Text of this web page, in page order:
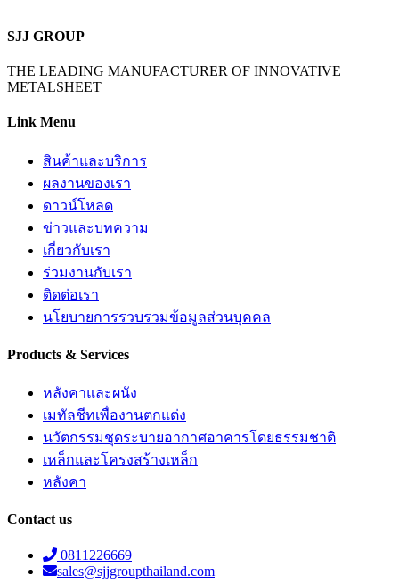
SJJ GROUP
THE LEADING MANUFACTURER OF INNOVATIVE
METALSHEET
Link Menu
สินค้าและบริการ
ผลงานของเรา
ดาวน์โหลด
ข่าวและบทความ
เกี่ยวกับเรา
ร่วมงานกับเรา
ติดต่อเรา
นโยบายการรวบรวมข้อมูลส่วนบุคคล
Products & Services
หลังคาและผนัง
เมทัลชีทเพื่องานตกแต่ง
นวัตกรรมชุดระบายอากาศอาคารโดยธรรมชาติ
เหล็กและโครงสร้างเหล็ก
หลังคา
Contact us
0811226669
sales@sjjgroupthailand.com